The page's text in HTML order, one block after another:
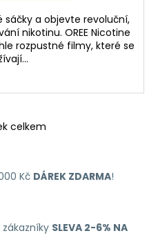
a objevte revoluční,
nikotinu. OREE Nicotine
rozpustné filmy, které se
O
á
c
celkem
Kč DÁREK ZDARMA!
SLEVA 2-6% NA